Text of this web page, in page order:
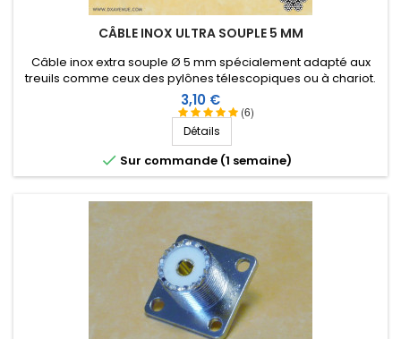
CÂBLE INOX ULTRA SOUPLE 5 MM
(6)
Câble inox extra souple Ø 5 mm spécialement adapté aux
treuils comme ceux des pylônes télescopiques ou à chariot.
Prix
3,10 €
Détails
 Sur commande (1 semaine)